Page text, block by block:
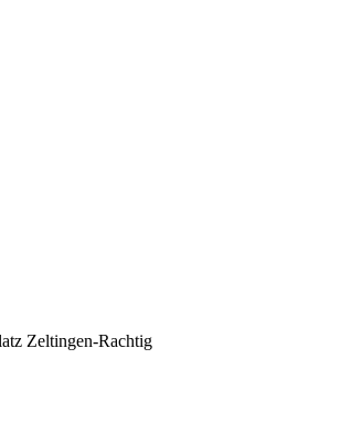
Zeltingen-Rachtig